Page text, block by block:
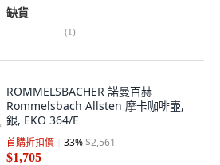
缺貨
(1)
ROMMELSBACHER 諾曼百赫
Rommelsbach Allsten 摩卡咖啡壺,
銀, EKO 364/E
首購折扣價 33%$2,561
$1,705